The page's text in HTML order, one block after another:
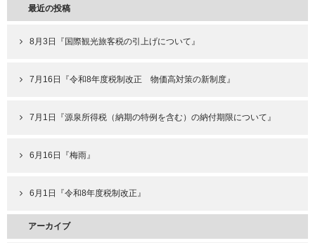
最近の投稿
8月3日『国際観光旅客税の引上げについて』
7月16日『令和8年度税制改正 物価高対策の新制度』
7月1日『源泉所得税（納期の特例を含む）の納付期限について』
6月16日『梅雨』
6月1日『令和8年度税制改正』
アーカイブ